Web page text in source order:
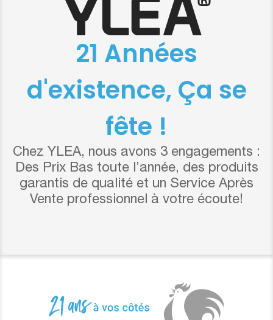
21 Années
d'existence, Ça se
fête !
Chez YLEA, nous avons 3 engagements :
Des Prix Bas toute l’année, des produits
garantis de qualité et un Service Après
Vente professionnel à votre écoute!